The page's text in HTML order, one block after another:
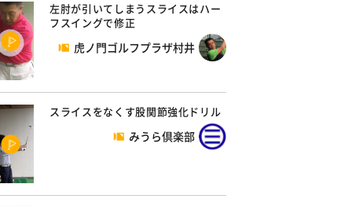
左肘が引いてしまうスライスはハー
フスイングで修正
虎ノ門ゴルフプラザ村井
スライスをなくす股関節強化ドリル
みうら倶楽部